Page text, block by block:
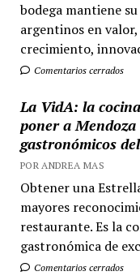
bodega mantiene
argentinos en
crecimiento,
Comentarios cerrados
La VidA: la
poner a
gastronómicos
POR ANDREA MAS
Obtener una
mayores
restaurante. Es la
gastronómica de
Comentarios cerrados